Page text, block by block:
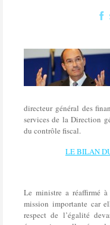
directeur général des
services de la Direction
du contrôle fiscal.
LE BILAN
Le ministre a réaffirmé
mission importante car
respect de l’égalité